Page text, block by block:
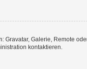
Galerie, Remote
kontaktieren.